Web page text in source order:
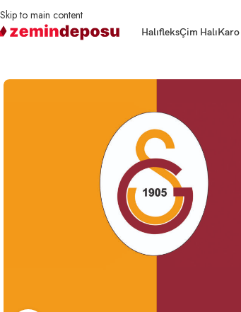
Skip to main content
HalıfleksÇim HalıKaro